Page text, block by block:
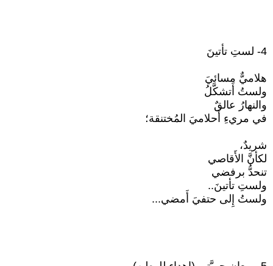
4- لستِ تأتينَ
هلاميٌّ مسائيَ
ولستُ أَتشكَّلُ
والنهارُ عالقٌ
في مريءِ أَحلاميَ المُختنقة؛
شريدٌ،
لكأنَّ الأَقاصي
تنحدُّ برفضي
ولستِ تأتينَ..
ولستُ إِلى حتفيَ أَمضي...